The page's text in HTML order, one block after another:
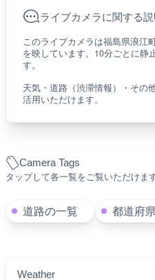
Camera Tags
タップして各一覧をご覧いただけま
道路の一覧 都道府
Weather
ライブカメラに関する
このライブカメラは福島県浪江
を映しています。10分ごとに静
す。
天気・道路（渋滞情報）・その
活用いただけます。